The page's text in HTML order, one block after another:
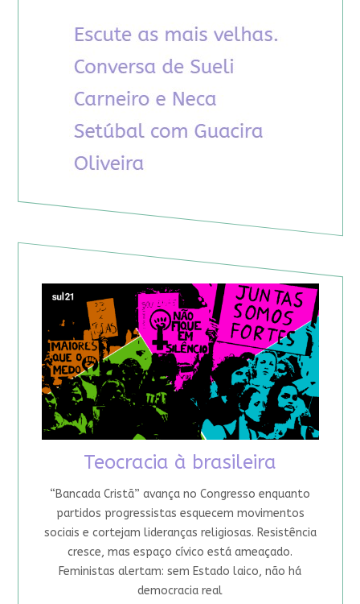
Teocracia à brasileira
“Bancada Cristã” avança no Congresso enquanto
partidos progressistas esquecem movimentos
sociais e cortejam lideranças religiosas. Resistência
cresce, mas espaço cívico está ameaçado.
Feministas alertam: sem Estado laico, não há
democracia real